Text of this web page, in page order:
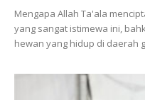
Mengapa Allah Ta'ala
yang sangat istimewa ini,
hewan yang hidup di daerah